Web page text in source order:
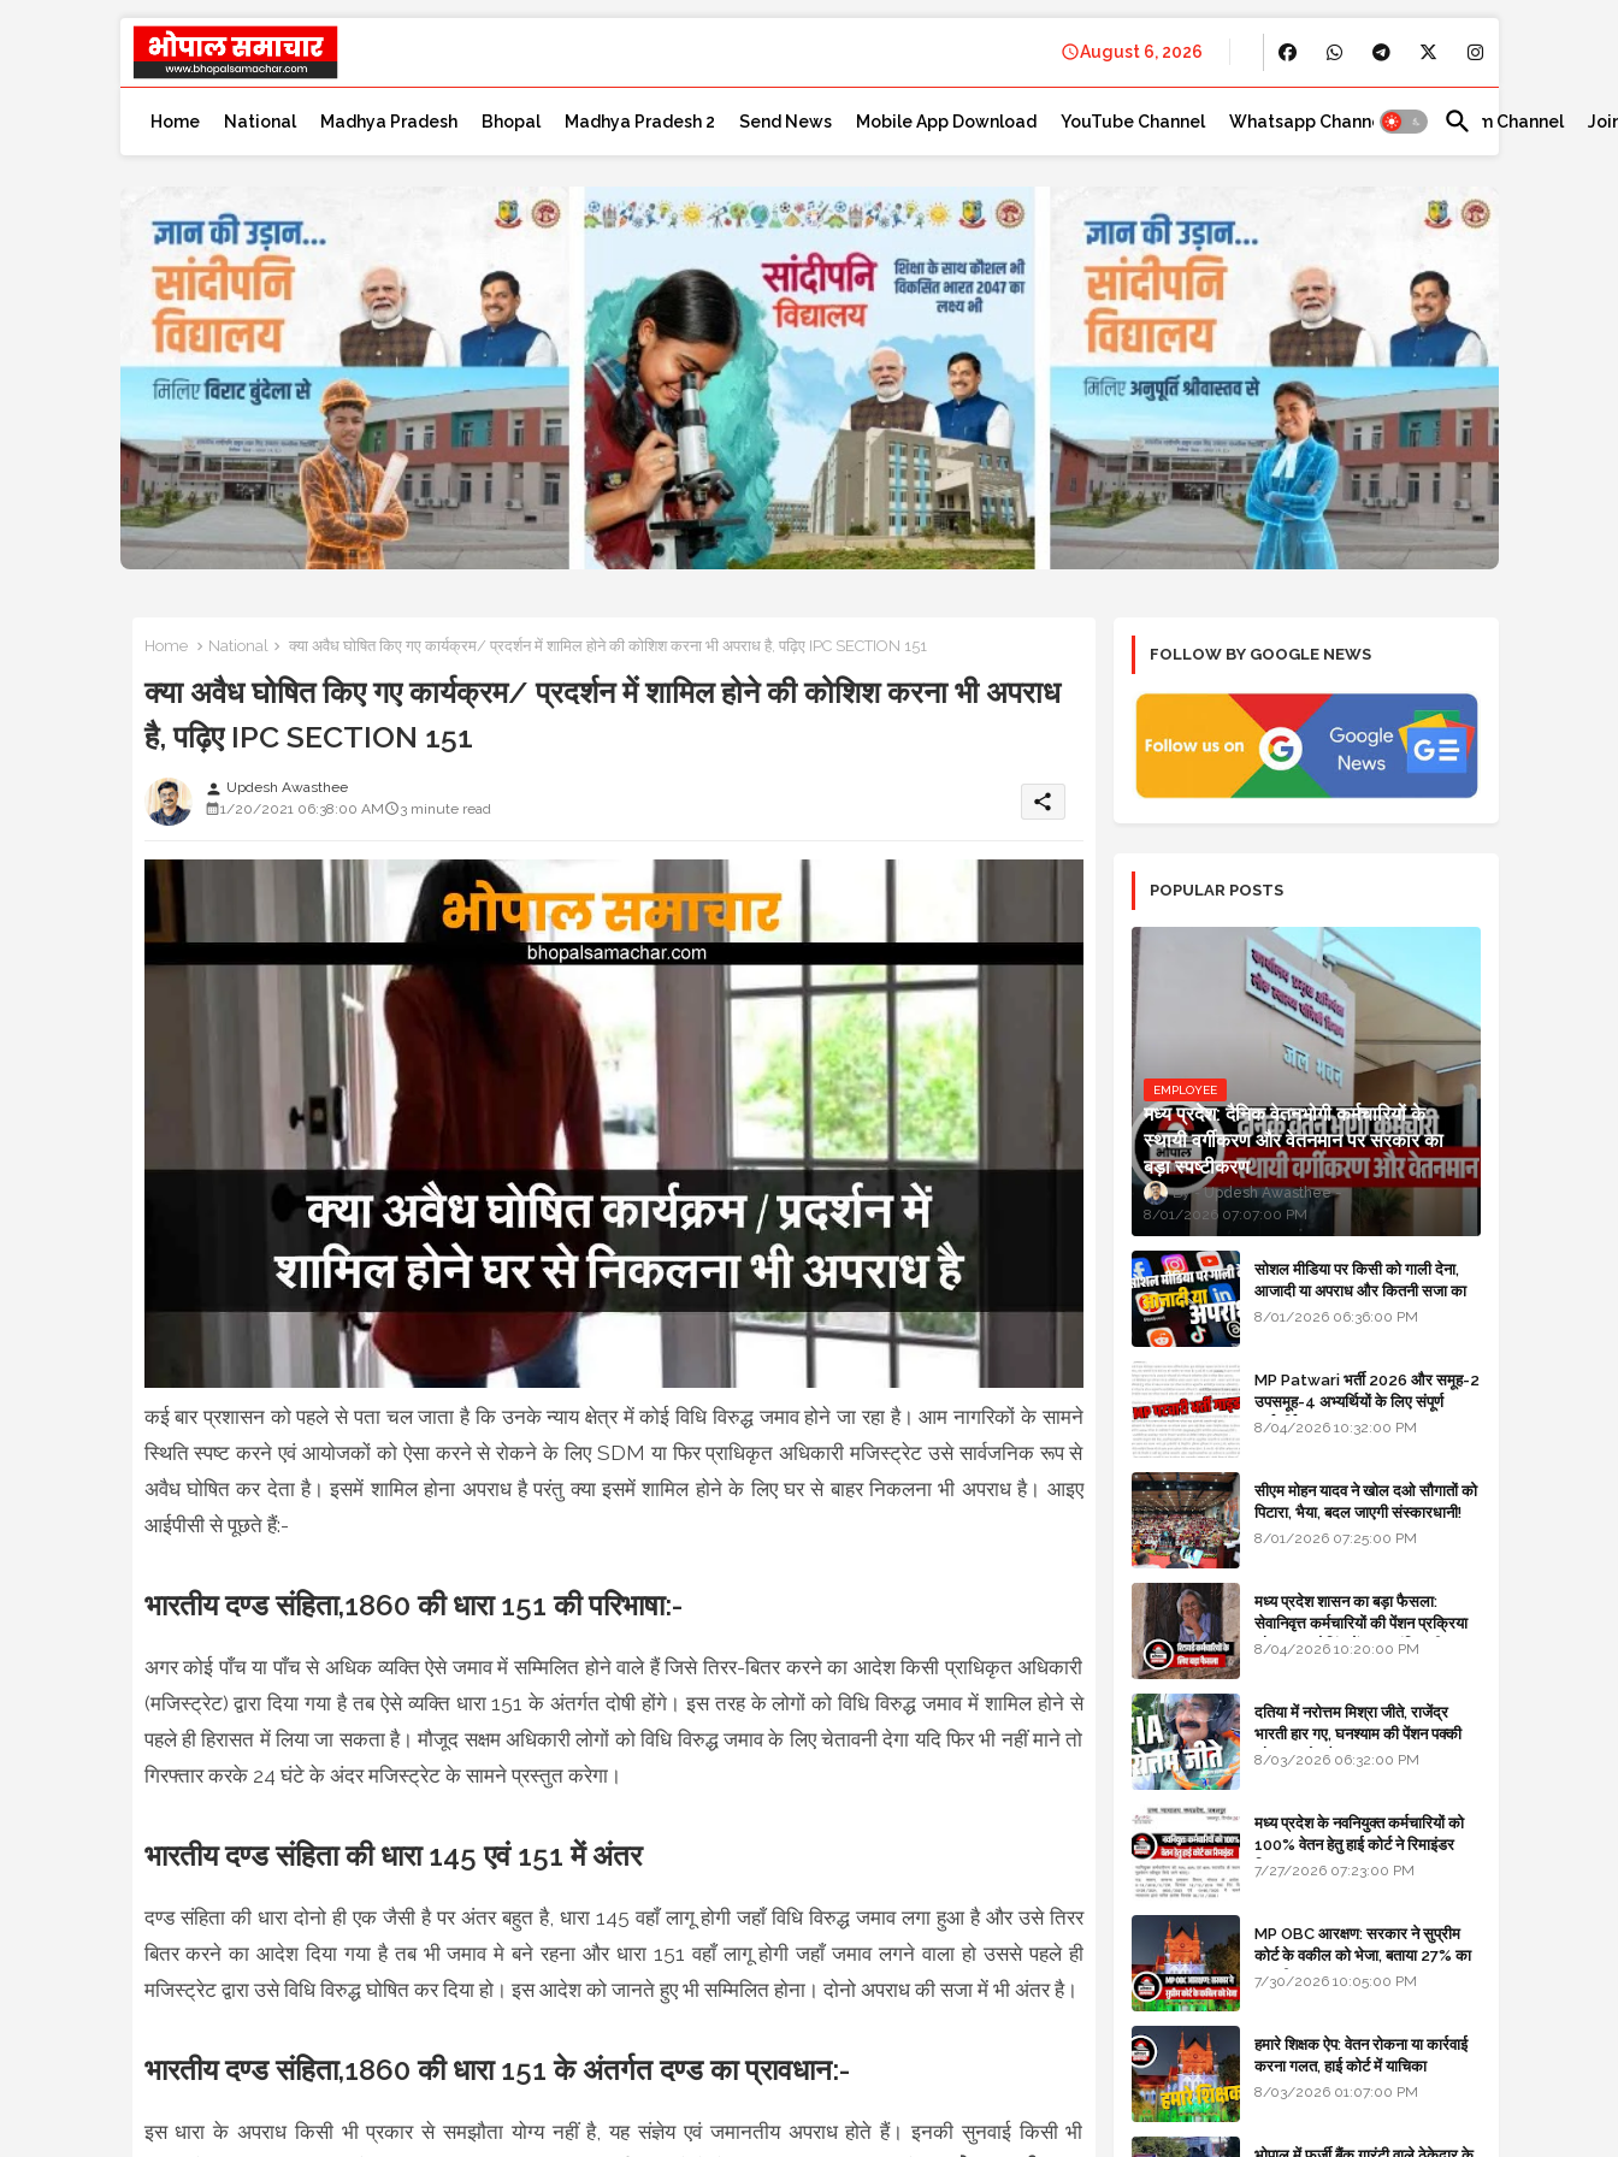
August 6, 2026
Home National Madhya Pradesh Bhopal Madhya Pradesh 2 Send News Mobile App Download YouTube Channel Whatsapp Channel Telegram Channel
Home National क्या अवैध घोषित किए गए कार्यक्रम/ प्रदर्शन में शामिल होने की कोशिश करना भी अपराध है, पढ़िए IPC SECTION 151
क्या अवैध घोषित किए गए कार्यक्रम/ प्रदर्शन में शामिल होने की कोशिश करना भी अपराध
है, पढ़िए IPC SECTION 151
person Updesh Awasthee
1/20/2021 06:38:00 AM
3 minute read share
कई बार प्रशासन को पहले से पता चल जाता है कि उनके न्याय क्षेत्र में कोई विधि विरुद्ध जमाव होने जा रहा है। आम नागरिकों के सामने
स्थिति स्पष्ट करने एवं आयोजकों को ऐसा करने से रोकने के लिए SDM या फिर प्राधिकृत अधिकारी मजिस्ट्रेट उसे सार्वजनिक रूप से
अवैध घोषित कर देता है। इसमें शामिल होना अपराध है परंतु क्या इसमें शामिल होने के लिए घर से बाहर निकलना भी अपराध है। आइए
आईपीसी से पूछते हैं:-
भारतीय दण्ड संहिता,1860 की धारा 151 की परिभाषा:-
अगर कोई पाँच या पाँच से अधिक व्यक्ति ऐसे जमाव में सम्मिलित होने वाले हैं जिसे तिरर-बितर करने का आदेश किसी प्राधिकृत अधिकारी
(मजिस्ट्रेट) द्वारा दिया गया है तब ऐसे व्यक्ति धारा 151 के अंतर्गत दोषी होंगे। इस तरह के लोगों को विधि विरुद्ध जमाव में शामिल होने से
पहले ही हिरासत में लिया जा सकता है। मौजूद सक्षम अधिकारी लोगों को विधि विरुद्ध जमाव के लिए चेतावनी देगा यदि फिर भी नहीं माने तो
गिरफ्तार करके 24 घंटे के अंदर मजिस्ट्रेट के सामने प्रस्तुत करेगा।
भारतीय दण्ड संहिता की धारा 145 एवं 151 में अंतर
दण्ड संहिता की धारा दोनो ही एक जैसी है पर अंतर बहुत है, धारा 145 वहाँ लागू होगी जहाँ विधि विरुद्ध जमाव लगा हुआ है और उसे तिरर
बितर करने का आदेश दिया गया है तब भी जमाव मे बने रहना और धारा 151 वहाँ लागू होगी जहाँ जमाव लगने वाला हो उससे पहले ही
मजिस्ट्रेट द्वारा उसे विधि विरुद्ध घोषित कर दिया हो। इस आदेश को जानते हुए भी सम्मिलित होना। दोनो अपराध की सजा में भी अंतर है।
भारतीय दण्ड संहिता,1860 की धारा 151 के अंतर्गत दण्ड का प्रावधान:-
इस धारा के अपराध किसी भी प्रकार से समझौता योग्य नहीं है, यह संज्ञेय एवं जमानतीय अपराध होते हैं। इनकी सुनवाई किसी भी
FOLLOW BY GOOGLE NEWS
POPULAR POSTS
EMPLOYEE
मध्य प्रदेश: दैनिक वेतनभोगी कर्मचारियों के
स्थायी वर्गीकरण और वेतनमान पर सरकार का
बड़ा स्पष्टीकरण
Updesh Awasthee
8/01/2026 07:07:00 PM
सोशल मीडिया पर किसी को गाली देना,
आजादी या अपराध और कितनी सजा का
प्रावधान - free legal advice
8/01/2026 06:36:00 PM
MP Patwari भर्ती 2026 और समूह-2
उपसमूह-4 अभ्यर्थियों के लिए संपूर्ण
मार्गदर्शिका
8/04/2026 10:32:00 PM
सीएम मोहन यादव ने खोल दओ सौगातों को
पिटारा, भैया, बदल जाएगी संस्कारधानी!
8/01/2026 07:25:00 PM
मध्य प्रदेश शासन का बड़ा फैसला:
सेवानिवृत्त कर्मचारियों की पेंशन प्रक्रिया
और बजट कोडिंग में हुए क्रांतिकारी
8/04/2026 10:20:00 PM
दतिया में नरोत्तम मिश्रा जीते, राजेंद्र
भारती हार गए, घनश्याम की पेंशन पक्की
और आशुतोष बैक टू...
8/03/2026 06:32:00 PM
मध्य प्रदेश के नवनियुक्त कर्मचारियों को
100% वेतन हेतु हाई कोर्ट ने रिमाइंडर
लिखा
7/27/2026 07:23:00 PM
MP OBC आरक्षण: सरकार ने सुप्रीम
कोर्ट के वकील को भेजा, बताया 27% का
कानूनी आधार
7/30/2026 10:05:00 PM
हमारे शिक्षक ऐप: वेतन रोकना या कार्रवाई
करना गलत, हाई कोर्ट में याचिका
8/03/2026 01:07:00 PM